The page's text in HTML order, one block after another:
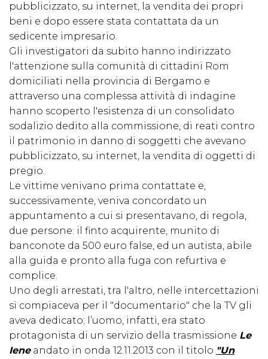
pubblicizzato, su internet, la vendita dei propri
beni e dopo essere stata contattata da un
sedicente impresario.
Gli investigatori da subito hanno indirizzato
l'attenzione sulla comunità di cittadini Rom
domiciliati nella provincia di Bergamo e
attraverso una complessa attività di indagine
hanno scoperto l'esistenza di un consolidato
sodalizio dedito alla commissione, di reati contro
il patrimonio in danno di soggetti che avevano
pubblicizzato, su internet, la vendita di oggetti di
pregio.
Le vittime venivano prima contattate e,
successivamente, veniva concordato un
appuntamento a cui si presentavano, di regola,
due persone: il finto acquirente, munito di
banconote da 500 euro false, ed un autista, abile
alla guida e pronto alla fuga con refurtiva e
complice.
Uno degli arrestati, tra l'altro, nelle intercettazioni
si compiaceva per il "documentario" che la TV gli
aveva dedicato; l’uomo, infatti, era stato
protagonista di un servizio della trasmissione Le
Ieneandato in onda 12.11.2013 con il titolo "Un